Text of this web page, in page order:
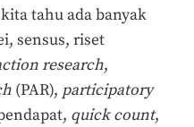
tahu ada banyak
sensus, riset
research,
(PAR), participatory
quick count,